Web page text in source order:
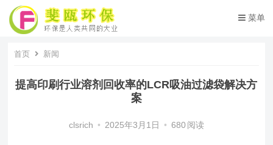
菜单
首页 新闻
提高印刷行业溶剂回收率的LCR吸油过滤袋解决方
案
clsrich • 2025年3月1日 • 680 阅读